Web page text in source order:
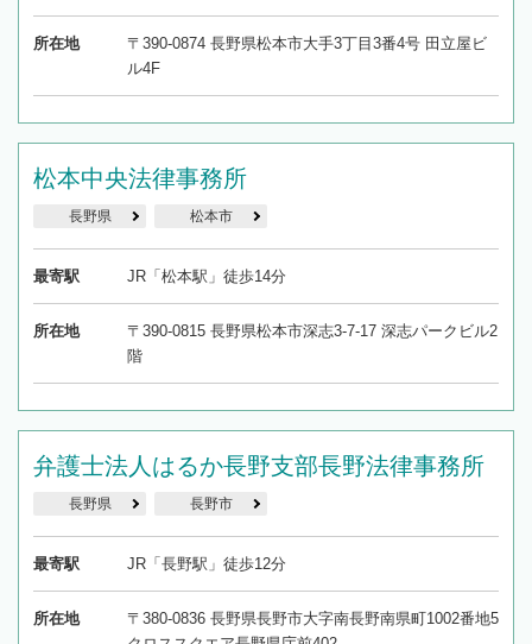
所在地
〒390-0874 長野県松本市大手3丁目3番4号 田立屋ビ
ル4F
松本中央法律事務所
長野県 松本市
最寄駅 JR「松本駅」徒歩14分
所在地
〒390-0815 長野県松本市深志3-7-17 深志パークビル2
階
弁護士法人はるか長野支部長野法律事務所
長野県 長野市
最寄駅 JR「長野駅」徒歩12分
所在地
〒380-0836 長野県長野市大字南長野南県町1002番地5